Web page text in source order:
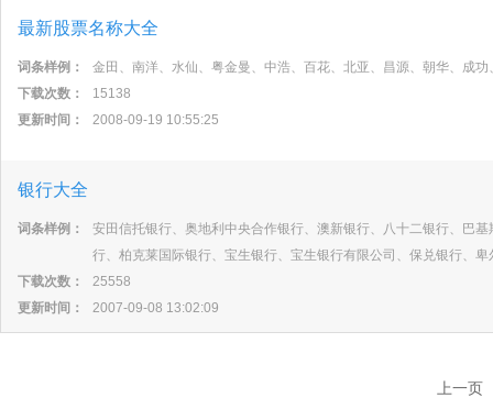
最新股票名称大全
词条样例：
金田、南洋、水仙、粤金曼、中浩、百花、北亚、昌源、朝华、成
下载次数：
15138
更新时间：
2008-09-19 10:55:25
银行大全
词条样例：
安田信托银行、奥地利中央合作银行、澳新银行、八十二银行、巴
行、柏克莱国际银行、宝生银行、宝生银行有限公司、保兑银行、
下载次数：
25558
更新时间：
2007-09-08 13:02:09
上一页